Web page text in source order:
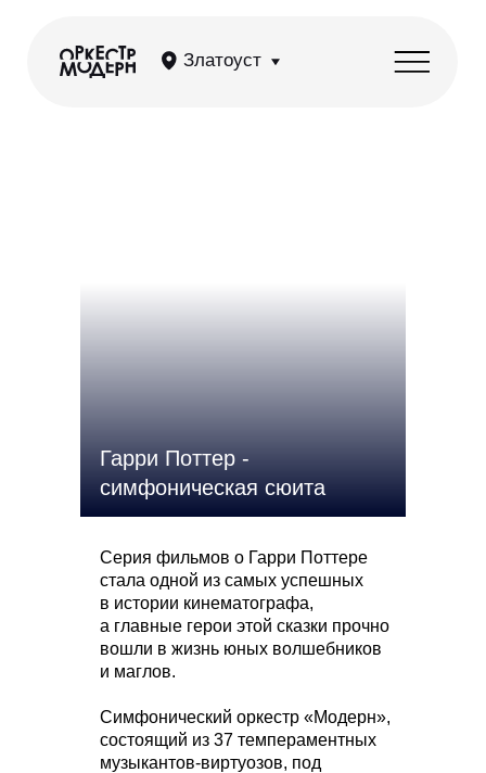
Гарри Поттер -
симфоническая сюита
Серия фильмов о Гарри Поттере
стала одной из самых успешных
в истории кинематографа,
а главные герои этой сказки прочно
вошли в жизнь юных волшебников
и маглов.
Симфонический оркестр «Модерн»,
состоящий из 37 темпераментных
музыкантов-виртуозов, под